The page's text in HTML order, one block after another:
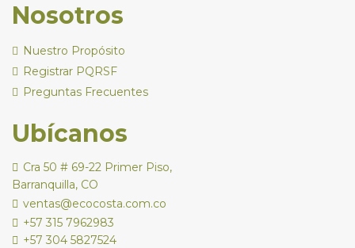
Nosotros
Nuestro Propósito
Registrar PQRSF
Preguntas Frecuentes
Ubícanos
Cra 50 # 69-22 Primer Piso,
Barranquilla, CO
ventas@ecocosta.com.co
+57 315 7962983
+57 304 5827524